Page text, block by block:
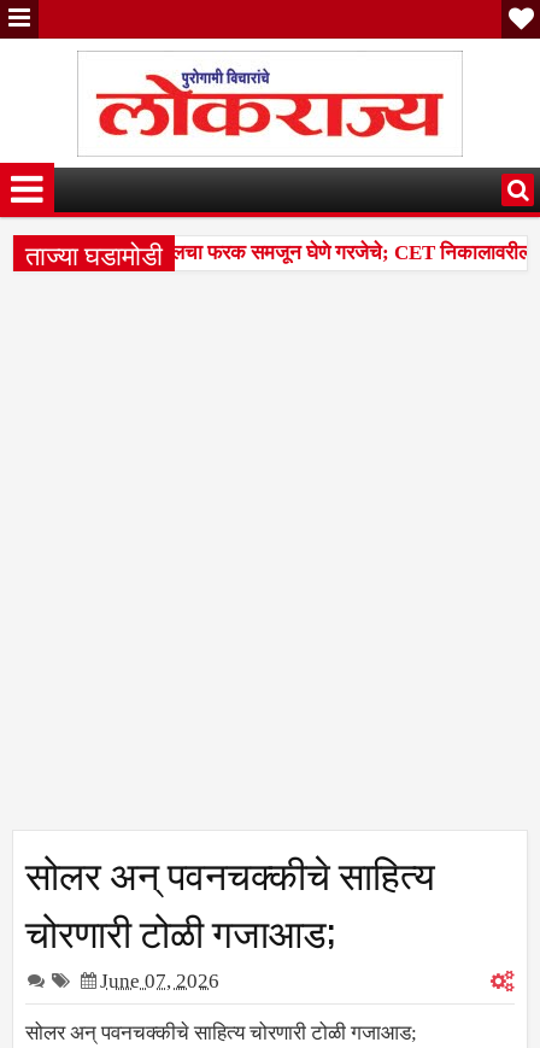
ताज्या घडामोडी
टक्केवारी आणि पर्सेंटाइलचा फरक समजून घेणे गरजेचे; CET निकालावरील
सोलर अन् पवनचक्कीचे साहित्य
चोरणारी टोळी गजाआड;
June 07, 2026
सोलर अन् पवनचक्कीचे साहित्य चोरणारी टोळी गजाआड;